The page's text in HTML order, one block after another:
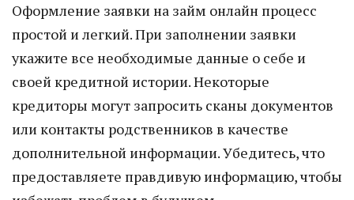
Оформление заявки на займ онлайн процесс
простой и легкий. При заполнении заявки
укажите все необходимые данные о себе и
своей кредитной истории. Некоторые
кредиторы могут запросить сканы документов
или контакты родственников в качестве
дополнительной информации. Убедитесь, что
предоставляете правдивую информацию, чтобы